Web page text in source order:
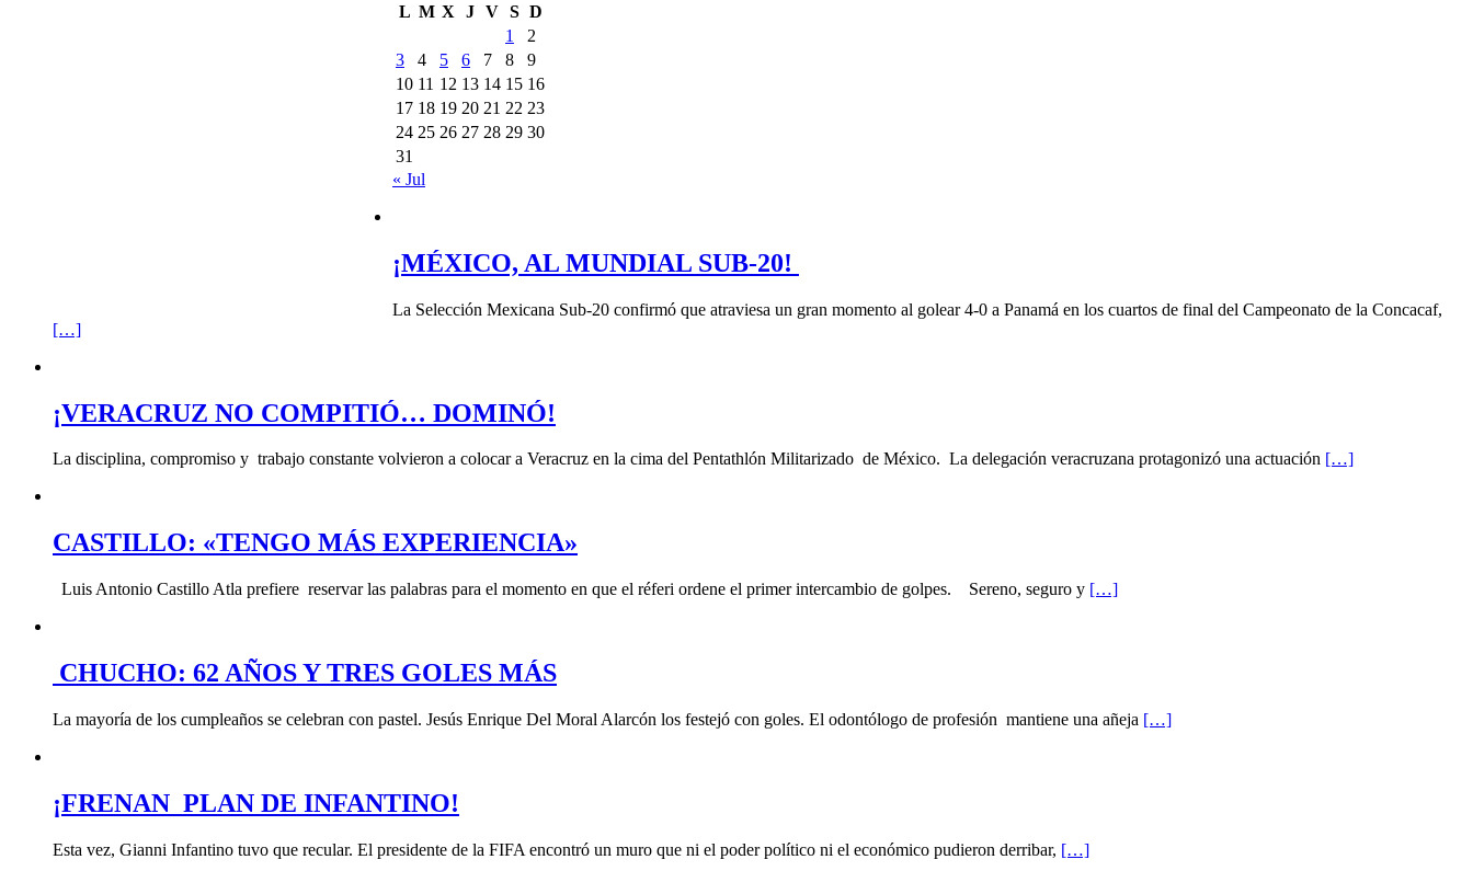
L M X J V S D
1
2
3
4 5 6 7 8
9
10 11 12 13 14 15 16
17 18 19 20 21 22 23
24 25 26 27 28 29 30
31
« Jul
¡MÉXICO, AL MUNDIAL SUB-20!
La Selección Mexicana Sub-20 confirmó que atraviesa un gran momento al golear 4-0 a Panamá en los cuartos de final del Campeonato de la Concacaf,
[…]
¡VERACRUZ NO COMPITIÓ… DOMINÓ!
La disciplina, compromiso y trabajo constante volvieron a colocar a Veracruz en la cima del Pentathlón Militarizado de México. La delegación veracruzana protagonizó una actuación […]
CASTILLO: «TENGO MÁS EXPERIENCIA»
Luis Antonio Castillo Atla prefiere reservar las palabras para el momento en que el réferi ordene el primer intercambio de golpes. Sereno, seguro y […]
CHUCHO: 62 AÑOS Y TRES GOLES MÁS
La mayoría de los cumpleaños se celebran con pastel. Jesús Enrique Del Moral Alarcón los festejó con goles. El odontólogo de profesión mantiene una añeja […]
¡FRENAN PLAN DE INFANTINO!
Esta vez, Gianni Infantino tuvo que recular. El presidente de la FIFA encontró un muro que ni el poder político ni el económico pudieron derribar, […]